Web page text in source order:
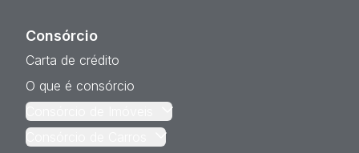
Consórcio
Carta de crédito
O que é consórcio
Consórcio de Imóveis
Consórcio de Carros